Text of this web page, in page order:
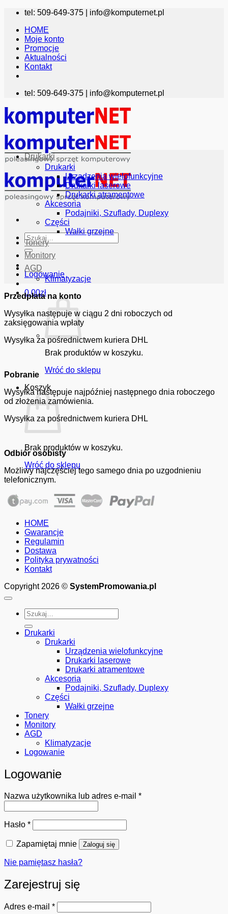
Przewiń
zawartości
tel: 509-649-375 | info@komputernet.pl
HOME
Moje konto
Promocje
Aktualności
Kontakt
tel: 509-649-375 | info@komputernet.pl
Szukaj:
Logowanie
0.00zł
Brak produktów w koszyku.
Wróć do sklepu
Koszyk
Brak produktów w koszyku.
Wróć do sklepu
Drukarki
Drukarki
Urządzenia wielofunkcyjne
Drukarki laserowe
Drukarki atramentowe
Akcesoria
Podajniki, Szuflady, Duplexy
Części
Wałki grzejne
Tonery
Monitory
AGD
Klimatyzacje
Przedpłata na konto
Wysyłka następuje w ciągu 2 dni roboczych od
zaksięgowania wpłaty
Wysyłka za pośrednictwem kuriera DHL
Pobranie
Wysyłka następuje najpóźniej następnego dnia roboczego
od złożenia zamówienia.
Wysyłka za pośrednictwem kuriera DHL
Odbiór osobisty
Możliwy najczęściej tego samego dnia po uzgodnieniu
telefonicznym.
HOME
Gwarancje
Regulamin
Dostawa
Polityka prywatności
Kontakt
Copyright 2026 © SystemPromowania.pl
Szukaj:
Drukarki
Drukarki
Urządzenia wielofunkcyjne
Drukarki laserowe
Drukarki atramentowe
Akcesoria
Podajniki, Szuflady, Duplexy
Części
Wałki grzejne
Tonery
Monitory
AGD
Klimatyzacje
Logowanie
Logowanie
Nazwa użytkownika lub adres e-mail *Wymagane
Hasło *Wymagane
Zapamiętaj mnie Zaloguj się
Nie pamiętasz hasła?
Zarejestruj się
Adres e-mail *Wymagane